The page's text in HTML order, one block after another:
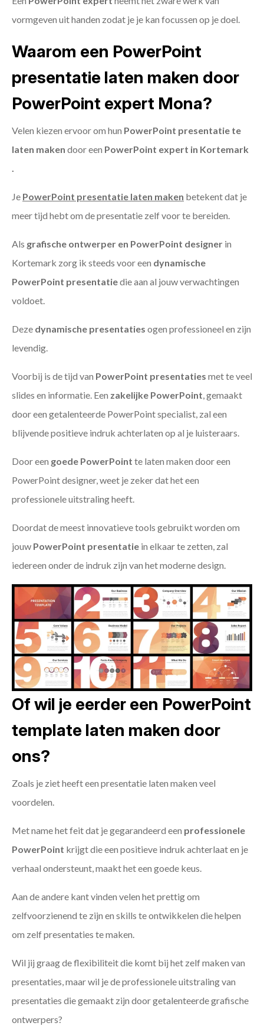
vormgeven uit handen zodat je je kan focussen op je doel.
Waarom een PowerPoint
presentatie laten maken door
PowerPoint expert Mona?
Velen kiezen ervoor om hun PowerPoint presentatie te
laten maken door een PowerPoint expert in Kortemark
.
Je PowerPoint presentatie laten maken betekent dat je
meer tijd hebt om de presentatie zelf voor te bereiden.
Als grafische ontwerper en PowerPoint designer in
Kortemark zorg ik steeds voor een dynamische
PowerPoint presentatiedie aan al jouw verwachtingen
voldoet.
Deze dynamische presentaties ogen professioneel en zijn
levendig.
Voorbij is de tijd van PowerPoint presentaties met te veel
slides en informatie. Een zakelijke PowerPoint, gemaakt
door een getalenteerde PowerPoint specialist, zal een
blijvende positieve indruk achterlaten op al je luisteraars.
Door een goede PowerPoint te laten maken door een
PowerPoint designer, weet je zeker dat het een
professionele uitstraling heeft.
Doordat de meest innovatieve tools gebruikt worden om
jouw PowerPoint presentatie in elkaar te zetten, zal
iedereen onder de indruk zijn van het moderne design.
Of wil je eerder een PowerPoint
template laten maken door
ons?
Zoals je ziet heeft een presentatie laten maken veel
voordelen.
Met name het feit dat je gegarandeerd een professionele
PowerPoint krijgt die een positieve indruk achterlaat en je
verhaal ondersteunt, maakt het een goede keus.
Aan de andere kant vinden velen het prettig om
zelfvoorzienend te zijn en skills te ontwikkelen die helpen
om zelf presentaties te maken.
Wil jij graag de flexibiliteit die komt bij het zelf maken van
presentaties, maar wil je de professionele uitstraling van
presentaties die gemaakt zijn door getalenteerde grafische
ontwerpers?